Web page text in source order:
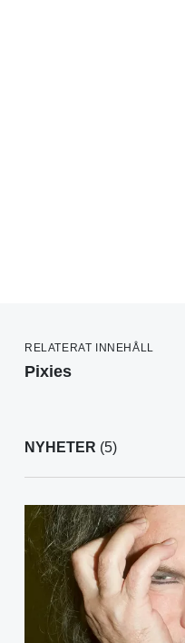
RELATERAT INNEHÅLL
Pixies
NYHETER (5)